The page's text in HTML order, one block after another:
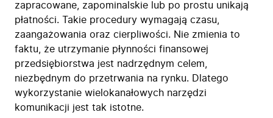
zapracowane, zapominalskie lub po prostu unikają
płatności. Takie procedury wymagają czasu,
zaangażowania oraz cierpliwości. Nie zmienia to
faktu, że utrzymanie płynności finansowej
przedsiębiorstwa jest nadrzędnym celem,
niezbędnym do przetrwania na rynku. Dlatego
wykorzystanie wielokanałowych narzędzi
komunikacji jest tak istotne.